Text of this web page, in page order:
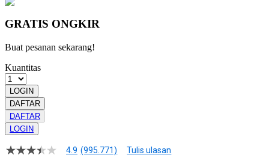
GRATIS ONGKIR
Buat pesanan sekarang!
Kuantitas
LOGIN
DAFTAR
DAFTAR
LOGIN
4.9
4.9 (995.771) Tulis ulasan